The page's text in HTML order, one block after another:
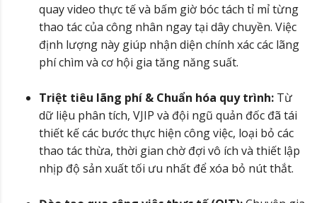
quay video thực tế và bấm giờ bóc tách tỉ mỉ từng
thao tác của công nhân ngay tại dây chuyền. Việc
định lượng này giúp nhận diện chính xác các lãng
phí chìm và cơ hội gia tăng năng suất.
Triệt tiêu lãng phí & Chuẩn hóa quy trình: Từ
dữ liệu phân tích, VJIP và đội ngũ quản đốc đã tái
thiết kế các bước thực hiện công việc, loại bỏ các
thao tác thừa, thời gian chờ đợi vô ích và thiết lập
nhịp độ sản xuất tối ưu nhất để xóa bỏ nút thắt.